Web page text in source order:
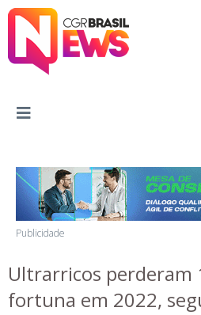
Publicidade
Ultrarricos perderam
fortuna em 2022,